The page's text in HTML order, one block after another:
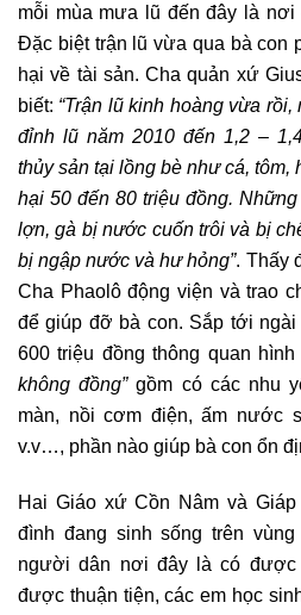
mỗi mùa mưa lũ đến đây là nơi
Đặc biệt trận lũ vừa qua bà con
hại về tài sản. Cha quản xứ
biết: “Trận lũ kinh hoàng vừa
đỉnh lũ năm 2010 đến 1,2 –
thủy sản tại lồng bè như cá, tôm,
hại 50 đến 80 triệu đồng.
lợn, gà bị nước cuốn trôi và bị
bị ngập nước và hư hỏng”. Thấy
Cha Phaolô động viện và trao
để giúp đỡ bà con. Sắp tới
600 triệu đồng thông quan
không đồng”gồm có các nhu
màn, nồi cơm điện, ấm nước
v.v…, phần nào giúp bà con ổn
Hai Giáo xứ Cồn Nâm và
đình đang sinh sống trên
người dân nơi đây là có
được thuận tiện, các em học